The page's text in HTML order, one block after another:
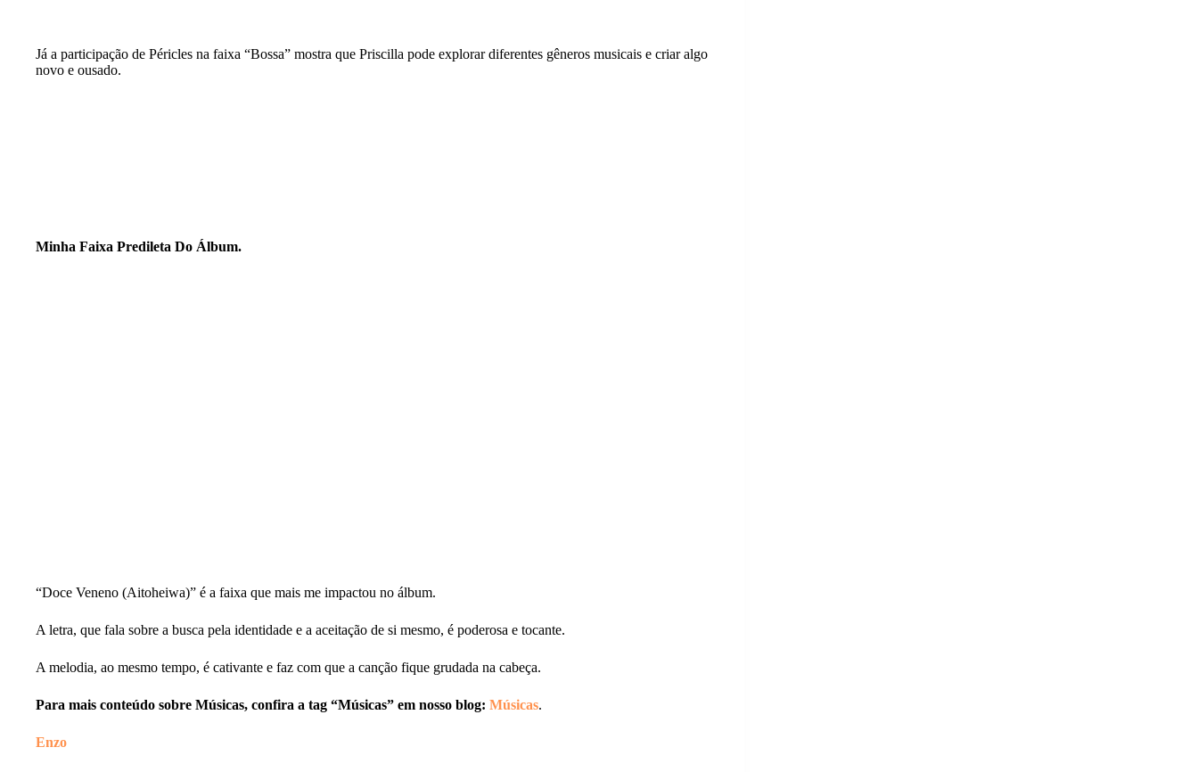
Já a participação de Péricles na faixa “Bossa” mostra que Priscilla pode explorar diferentes gêneros musicais e criar algo
novo e ousado.
Minha Faixa Predileta Do Álbum.
“Doce Veneno (Aitoheiwa)” é a faixa que mais me impactou no álbum.
A letra, que fala sobre a busca pela identidade e a aceitação de si mesmo, é poderosa e tocante.
A melodia, ao mesmo tempo, é cativante e faz com que a canção fique grudada na cabeça.
Para mais conteúdo sobre Músicas, confira a tag “Músicas” em nosso blog: Músicas.
Enzo